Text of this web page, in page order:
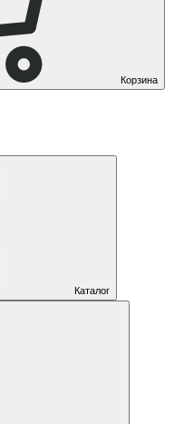
Корзина
Каталог